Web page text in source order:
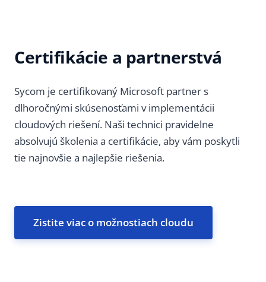
Certifikácie a partnerstvá
Sycom je certifikovaný Microsoft partner s
dlhoročnými skúsenosťami v implementácii
cloudových riešení. Naši technici pravidelne
absolvujú školenia a certifikácie, aby vám poskytli
tie najnovšie a najlepšie riešenia.
Zistite viac o možnostiach cloudu